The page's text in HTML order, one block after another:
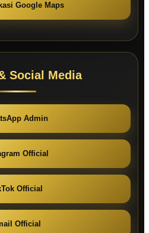
Google Maps
Social Media
Admin
Official
Official
Official